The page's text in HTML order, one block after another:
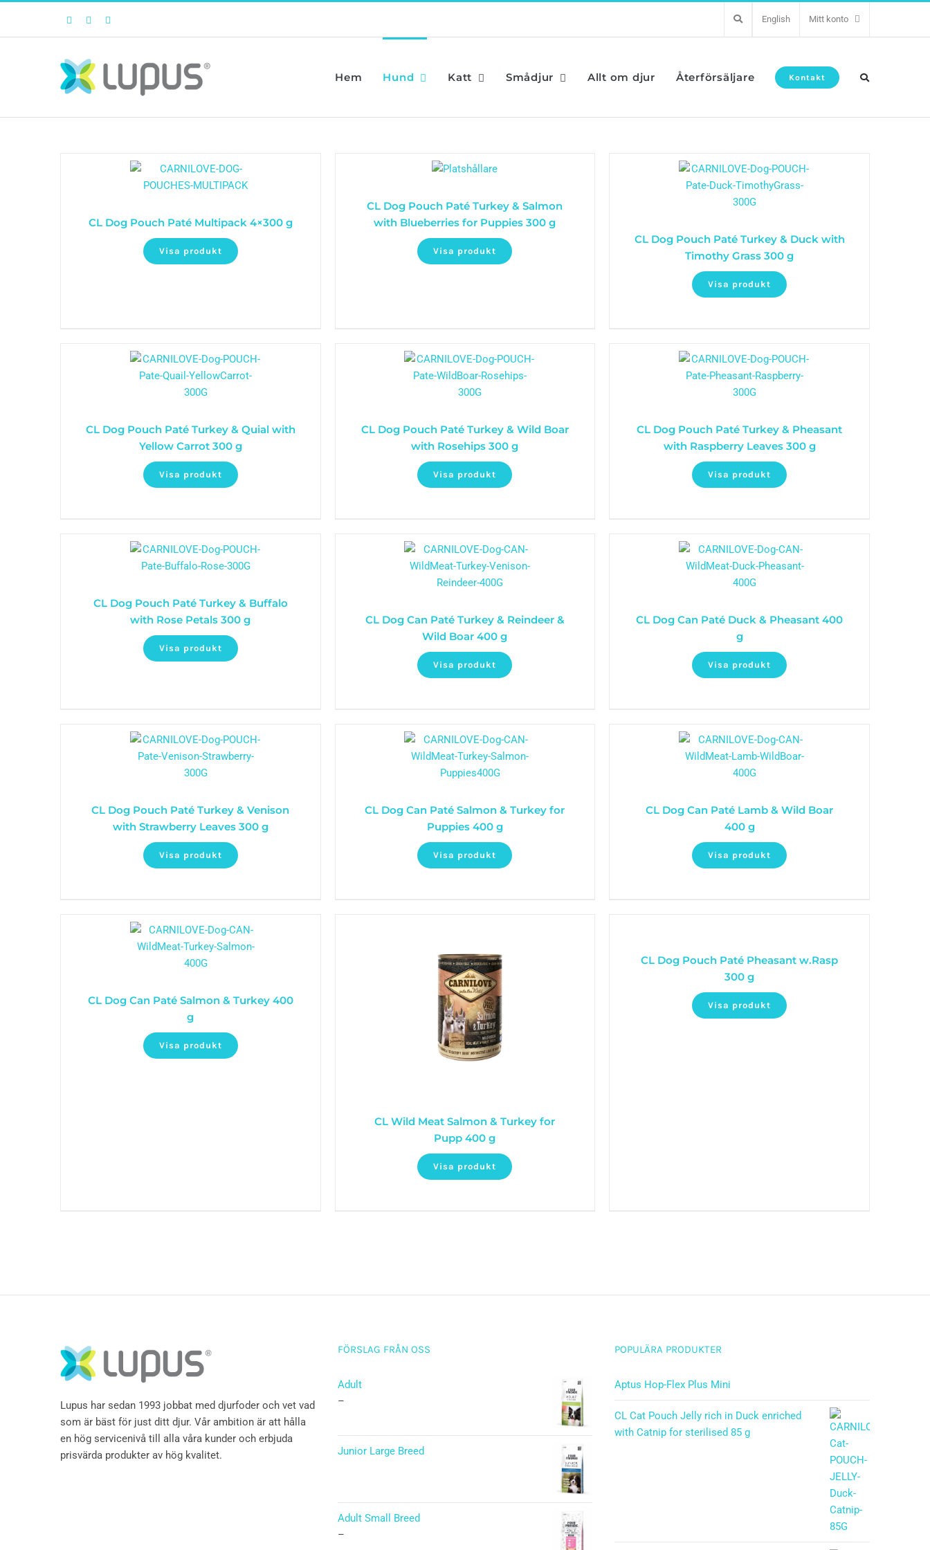
Facebook
Twitter English Mitt konto
Hem Hund Katt Smådjur Allt om djur Återförsäljare Kontakt
CL Dog Pouch Paté Multipack 4×300 g
Visa produkt
CL Dog Pouch Paté Turkey & Salmon
with Blueberries for Puppies 300 g
Visa produkt
CL Dog Pouch Paté Turkey & Duck with
Timothy Grass 300 g
Visa produkt
CL Dog Pouch Paté Turkey & Quial with
Yellow Carrot 300 g
Visa produkt
CL Dog Pouch Paté Turkey & Wild Boar
with Rosehips 300 g
Visa produkt
CL Dog Pouch Paté Turkey & Pheasant
with Raspberry Leaves 300 g
Visa produkt
CL Dog Pouch Paté Turkey & Buffalo
with Rose Petals 300 g
Visa produkt
CL Dog Can Paté Turkey & Reindeer &
Wild Boar 400 g
Visa produkt
CL Dog Can Paté Duck & Pheasant 400
g
Visa produkt
CL Dog Pouch Paté Turkey & Venison
with Strawberry Leaves 300 g
Visa produkt
CL Dog Can Paté Salmon & Turkey for
Puppies 400 g
Visa produkt
CL Dog Can Paté Lamb & Wild Boar
400 g
Visa produkt
CL Dog Can Paté Salmon & Turkey 400
g
Visa produkt
CL Wild Meat Salmon & Turkey for
Pupp 400 g
Visa produkt
CL Dog Pouch Paté Pheasant w.Rasp
300 g
Visa produkt
Lupus har sedan 1993 jobbat med djurfoder och vet vad
som är bäst för just ditt djur. Vår ambition är att hålla
en hög servicenivå till alla våra kunder och erbjuda
prisvärda produkter av hög kvalitet.
FÖRSLAG FRÅN OSS
Adult
–
Junior Large Breed
Adult Small Breed
–
POPULÄRA PRODUKTER
Aptus Hop-Flex Plus Mini
CL Cat Pouch Jelly rich in Duck enriched
with Catnip for sterilised 85 g